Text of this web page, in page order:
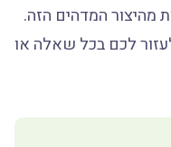
מהיצור המדהים הזה.
לכם בכל שאלה או